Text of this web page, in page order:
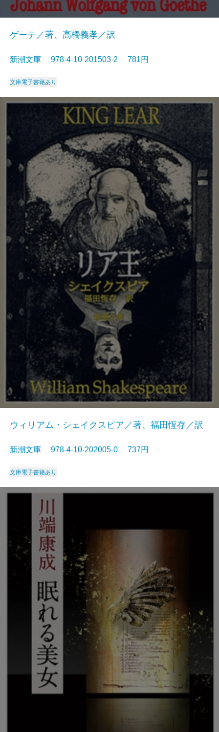
ゲーテ／著、高橋義孝／訳
新潮文庫 978-4-10-201503-2 781円
文庫電子書籍あり
ウィリアム・シェイクスピア／著、福田恆存／訳
新潮文庫 978-4-10-202005-0 737円
文庫電子書籍あり